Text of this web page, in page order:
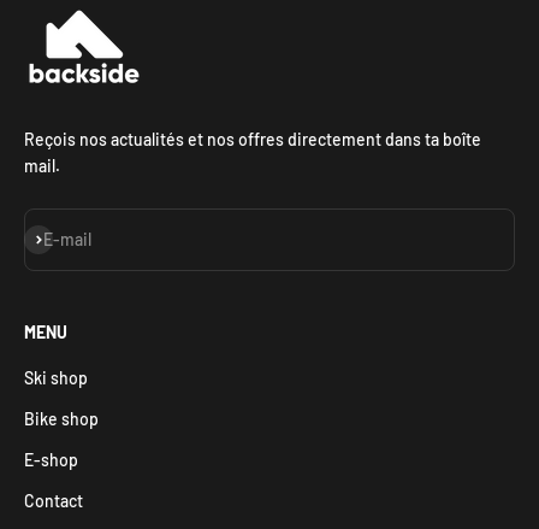
Reçois nos actualités et nos offres directement dans ta boîte
mail.
E-mail
S'inscrire
MENU
Ski shop
Bike shop
E-shop
Contact